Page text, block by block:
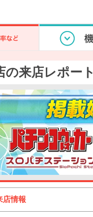
の来店レポート
店情報